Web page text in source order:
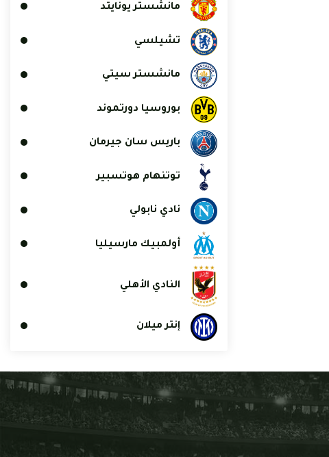
مانشستر يونايتد
تشيلسي
مانشستر سيتي
بوروسيا دورتموند
باريس سان جيرمان
توتنهام هوتسبير
نادي نابولي
أولمبيك مارسيليا
النادي الأهلي
إنتر ميلان